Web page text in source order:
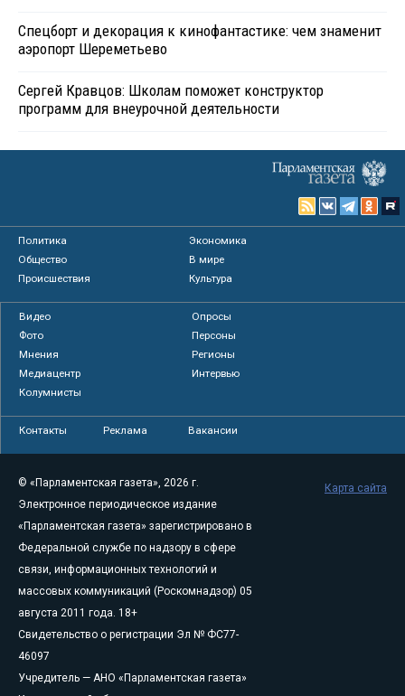
Спецборт и декорация к кинофантастике: чем знаменит
аэропорт Шереметьево
Сергей Кравцов: Школам поможет конструктор
программ для внеурочной деятельности
Политика
Экономика
Общество
В мире
Происшествия
Культура
Видео
Опросы
Фото
Персоны
Мнения
Регионы
Медиацентр
Интервью
Колумнисты
Контакты Реклама Вакансии
© «Парламентская газета», 2026 г.
Электронное периодическое издание
«Парламентская газета» зарегистрировано в
Федеральной службе по надзору в сфере
связи, информационных технологий и
массовых коммуникаций (Роскомнадзор) 05
августа 2011 года. 18+
Свидетельство о регистрации Эл № ФС77-
46097
Учредитель — АНО «Парламентская газета»
Карта сайта